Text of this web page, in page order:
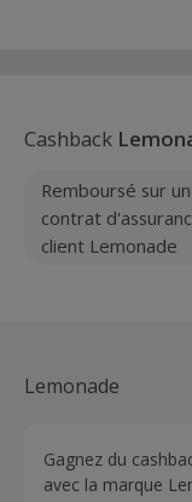
Cashback
Remboursé sur
contrat
client Lemonade
Lemonade
Gagnez du
avec la marque